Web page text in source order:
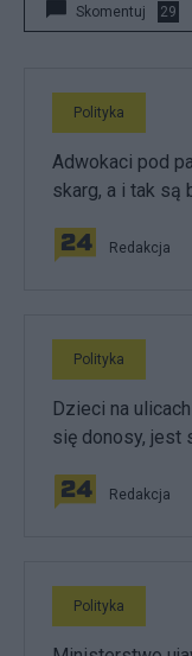
Skomentuj 29
Polityka
Adwokaci pod
skarg, a i tak są
Redakcja
Polityka
Dzieci na
się donosy, jest
Redakcja
Polityka